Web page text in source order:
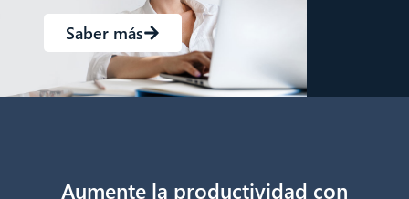
Saber más
Aumente la productividad con